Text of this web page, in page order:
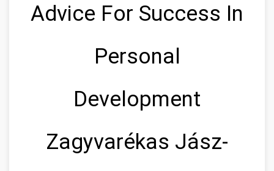
Advice For Success In
Personal
Development
Zagyvarékas Jász-